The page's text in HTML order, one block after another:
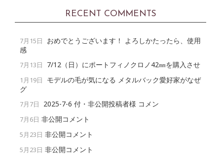
RECENT COMMENTS
7月15日
おめでとうございます！ よろしかたったら、使用
感
7月13日 7/12（日）にポートフィノクロノ42㎜を購入させ
1月19日
モデルの毛が気になる メタルバック愛好家がなぜ
グ
7月7日 2025-7-6 付・非公開投稿者様 コメン
7月6日 非公開コメント
5月23日 非公開コメント
5月23日 非公開コメント